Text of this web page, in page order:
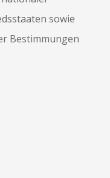
sowie
Bestimmungen